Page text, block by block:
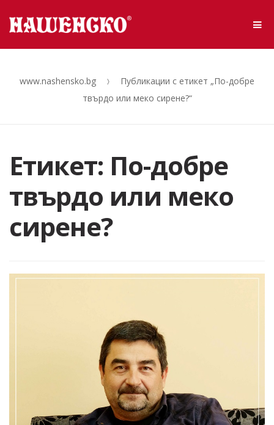
Skip to navigation
Skip to content
www.nashensko.bg
Публикации с етикет „По-добре
твърдо или меко сирене?“
Етикет: По-добре
твърдо или меко
сирене?